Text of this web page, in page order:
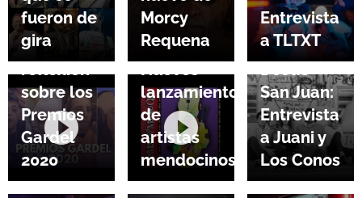
fueron de
gira
Morcy
Requena
Entrevista
a TLTXT
22.09.2020
Análisis y
sobre los
Premios
Gardel
2020
02.05.2020
lanzamientos
de
artistas
mendocinos
04.04.2020
San Juan:
Entrevista
a Juani y
Los Conos
29.03.2020 20.10.2019